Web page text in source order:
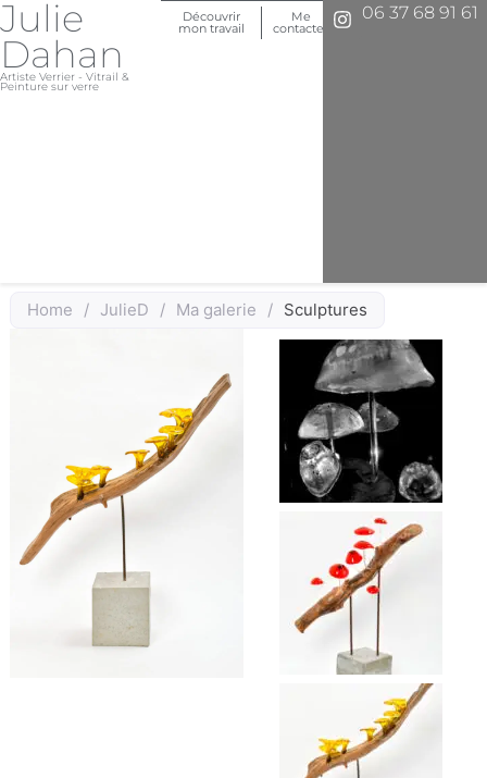
Julie
Dahan
Artiste Verrier - Vitrail &
Peinture sur verre
Découvrir
mon travail
Me
contacter
06 37 68 91 61
Home / JulieD / Ma galerie / Sculptures